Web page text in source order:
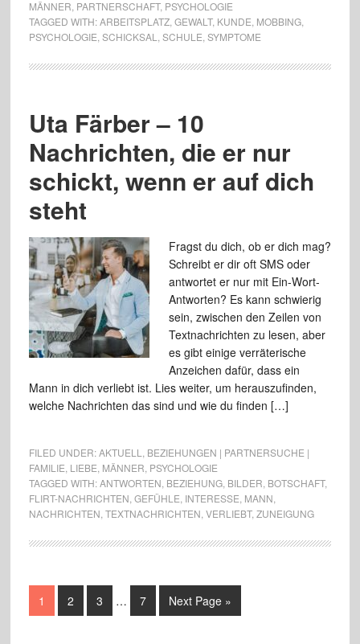
MÄNNER PARTNERSCHAFT, PSYCHOLOGIE
TAGGED WITH:ARBEITSPLATZ, GEWALT, KUNDE MOBBING,
PSYCHOLOGIE SCHICKSAL SCHULE SYMPTOME
Uta Färber – 10
Nachrichten, die er nur
schickt, wenn er auf dich
steht
Fragst du dich, ob er dich mag?
Schreibt er dir oft SMS oder
antwortet er nur mit Ein-Wort-
Antworten? Es kann schwierig
sein, zwischen den Zeilen von
Textnachrichten zu lesen, aber
es gibt einige verräterische
Anzeichen dafür, dass ein
Mann in dich verliebt ist. Lies weiter, um herauszufinden,
welche Nachrichten das sind und wie du finden […]
FILED UNDER:AKTUELL
BEZIEHUNGEN | PARTNERSUCHE |
FAMILIE LIEBE MÄNNER PSYCHOLOGIE
TAGGED WITH:ANTWORTEN BEZIEHUNG, BILDER BOTSCHAFT,
FLIRT-NACHRICHTEN GEFÜHLE INTERESSE MANN
NACHRICHTEN TEXTNACHRICHTEN VERLIEBT, ZUNEIGUNG
1 2 3 … 7 Next Page »